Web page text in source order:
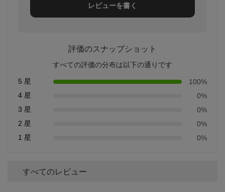
レビューを書く
評価のスナップショット
すべての評価の分布は以下の通りです
5 星
100%
4 星
0%
3 星
0%
2 星
0%
1 星
0%
すべてのレビュー